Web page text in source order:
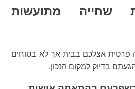
שחייה מתועשות
פרטית אצלכם בבית אך לא בטוחים
בדיוק למקום הנכון.